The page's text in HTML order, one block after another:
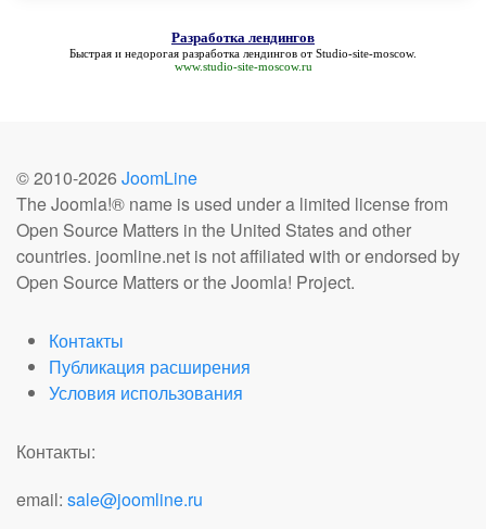
Разработка лендингов
Быстрая и недорогая разработка лендингов от Studio-site-moscow.
www.studio-site-moscow.ru
© 2010-2026 JoomLine
The Joomla!® name is used under a limited license from
Open Source Matters in the United States and other
countries. joomline.net is not affiliated with or endorsed by
Open Source Matters or the Joomla! Project.
Контакты
Публикация расширения
Условия использования
Контакты:
email: sale@joomline.ru